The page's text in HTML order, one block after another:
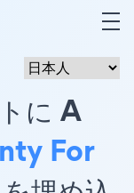
に A
For